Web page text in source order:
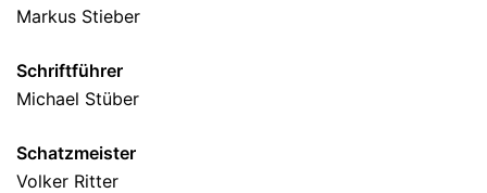
Markus Stieber
Schriftführer
Michael Stüber
Schatzmeister
Volker Ritter